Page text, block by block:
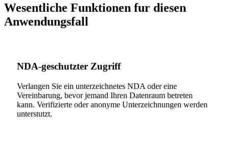
Wesentliche Funktionen fur diesen
Anwendungsfall
NDA-geschutzter Zugriff
Verlangen Sie ein unterzeichnetes NDA oder eine
Vereinbarung, bevor jemand Ihren Datenraum betreten
kann. Verifizierte oder anonyme Unterzeichnungen werden
unterstutzt.